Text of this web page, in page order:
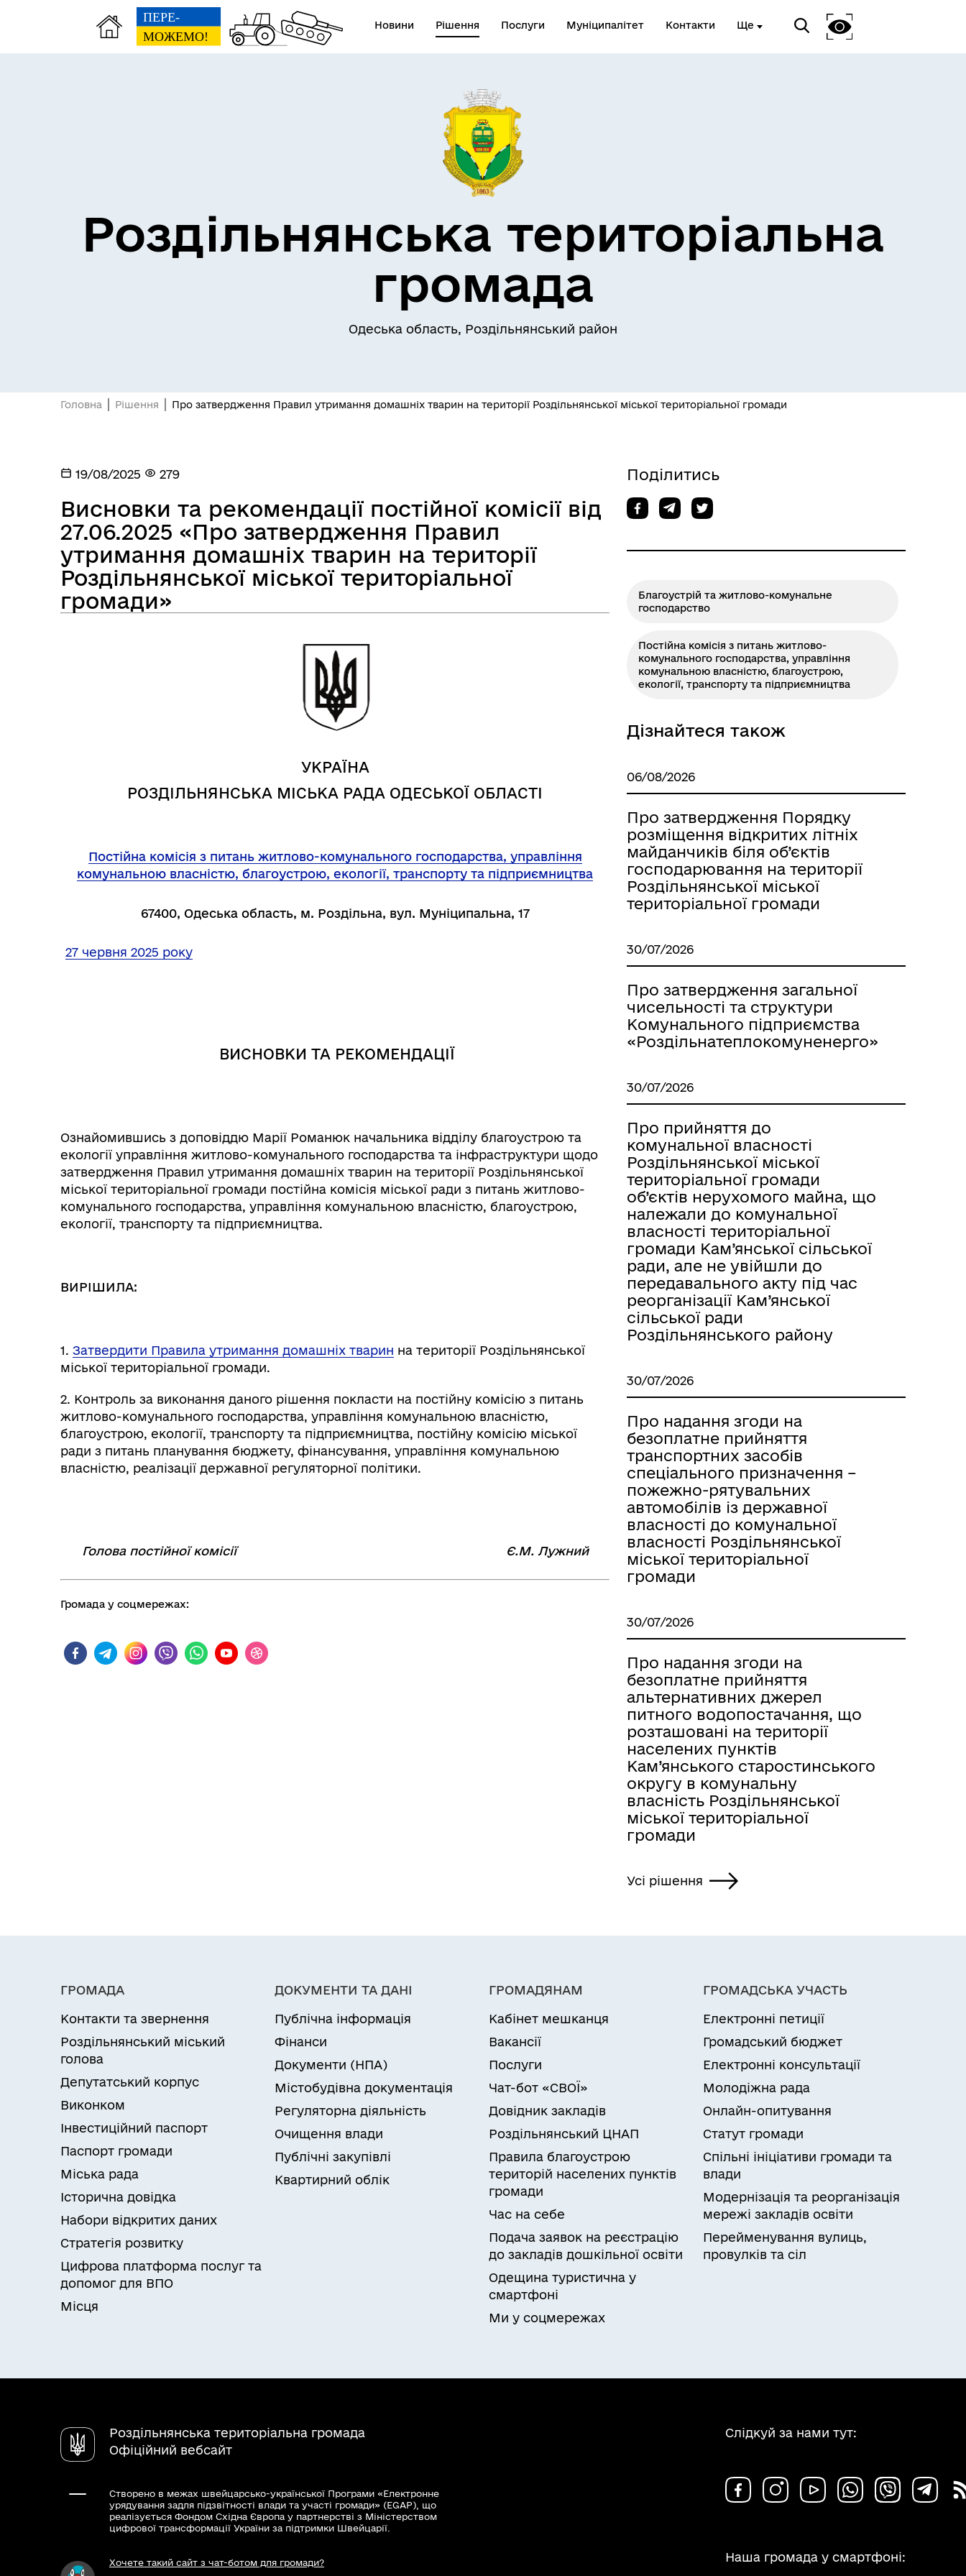
Новини Рішення Послуги Муніципалітет Контакти Ще
Засідання постійних комісій
Засідання виконавчого
Графіки прийому громадян
Цивільний захист населення
Рада безбар’єрності
технічний захист інформації
Пам’яті військових громади
військовослужбовців та їх
сімей
Учасникам бойових дій
Книга пам'яті полеглих за
Розклад пасажирських потягів
Розклад автобусів Одеса-
Розклад автобусів Роздільна-
Лиманське
Роздільнянська територіальна
громада
Одеська область, Роздільнянський район
Головна Рішення Про затвердження Правил утримання домашніх тварин на території Роздільнянської міської територіальної громади
19/08/2025 279
Висновки та рекомендації постійної комісії від
27.06.2025 «Про затвердження Правил
утримання домашніх тварин на території
Роздільнянської міської територіальної
громади»
УКРАЇНА
РОЗДІЛЬНЯНСЬКА МІСЬКА РАДА ОДЕСЬКОЇ ОБЛАСТІ
Постійна комісія з питань житлово-комунального господарства, управління
комунальною власністю, благоустрою, екології, транспорту та підприємництва
67400, Одеська область, м. Роздільна, вул. Муніципальна, 17
27 червня 2025 року
ВИСНОВКИ ТА РЕКОМЕНДАЦІЇ
Ознайомившись з доповіддю Марії Романюк начальника відділу благоустрою та
екології управління житлово-комунального господарства та інфраструктури щодо
затвердження Правил утримання домашніх тварин на території Роздільнянської
міської територіальної громади постійна комісія міської ради з питань житлово-
комунального господарства, управління комунальною власністю, благоустрою,
екології, транспорту та підприємництва.
ВИРІШИЛА:
1. Затвердити Правила утримання домашніх тварин на території Роздільнянської
міської територіальної громади.
2. Контроль за виконання даного рішення покласти на постійну комісію з питань
житлово-комунального господарства, управління комунальною власністю,
благоустрою, екології, транспорту та підприємництва, постійну комісію міської
ради з питань планування бюджету, фінансування, управління комунальною
власністю, реалізації державної регуляторної політики.
Голова постійної комісії Є.М. Лужний
Громада у соцмережах:
Поділитись
Благоустрій та житлово-комунальне
господарство
Постійна комісія з питань житлово-
комунального господарства, управління
комунальною власністю, благоустрою,
екології, транспорту та підприємництва
Дізнайтеся також
06/08/2026
Про затвердження Порядку
розміщення відкритих літніх
майданчиків біля об’єктів
господарювання на території
Роздільнянської міської
територіальної громади
30/07/2026
Про затвердження загальної
чисельності та структури
Комунального підприємства
«Роздільнатеплокомуненерго»
30/07/2026
Про прийняття до
комунальної власності
Роздільнянської міської
територіальної громади
об’єктів нерухомого майна, що
належали до комунальної
власності територіальної
громади Кам’янської сільської
ради, але не увійшли до
передавального акту під час
реорганізації Кам’янської
сільської ради
Роздільнянського району
30/07/2026
Про надання згоди на
безоплатне прийняття
транспортних засобів
спеціального призначення –
пожежно-рятувальних
автомобілів із державної
власності до комунальної
власності Роздільнянської
міської територіальної
громади
30/07/2026
Про надання згоди на
безоплатне прийняття
альтернативних джерел
питного водопостачання, що
розташовані на території
населених пунктів
Кам’янського старостинського
округу в комунальну
власність Роздільнянської
міської територіальної
громади
Усі рішення
ГРОМАДА
Контакти та звернення
Роздільнянський міський
голова
Депутатський корпус
Виконком
Інвестиційний паспорт
Паспорт громади
Міська рада
Історична довідка
Набори відкритих даних
Стратегія розвитку
Цифрова платформа послуг та
допомог для ВПО
Місця
ДОКУМЕНТИ ТА ДАНІ
Публічна інформація
Фінанси
Документи (НПА)
Містобудівна документація
Регуляторна діяльність
Очищення влади
Публічні закупівлі
Квартирний облік
ГРОМАДЯНАМ
Кабінет мешканця
Вакансії
Послуги
Чат-бот «СВОЇ»
Довідник закладів
Роздільнянський ЦНАП
Правила благоустрою
територій населених пунктів
громади
Час на себе
Подача заявок на реєстрацію
до закладів дошкільної освіти
Одещина туристична у
смартфоні
Ми у соцмережах
ГРОМАДСЬКА УЧАСТЬ
Електронні петиції
Громадський бюджет
Електронні консультації
Молодіжна рада
Онлайн-опитування
Статут громади
Спільні ініціативи громади та
влади
Модернізація та реорганізація
мережі закладів освіти
Перейменування вулиць,
провулків та сіл
Роздільнянська територіальна громада
Офіційний вебсайт
Створено в межах швейцарсько-української Програми «Електронне
урядування задля підзвітності влади та участі громади» (EGAP), що
реалізується Фондом Східна Європа у партнерстві з Міністерством
цифрової трансформації України за підтримки Швейцарії.
Хочете такий сайт з чат-ботом для громади?
Слідкуй за нами тут:
Наша громада у смартфоні: